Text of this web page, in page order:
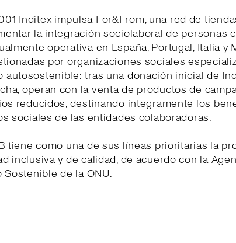
Inditex impulsa For&From, una red de
la integración sociolaboral de personas
operativa en España, Portugal, Italia y
por organizaciones sociales
autosostenible: tras una donación inicial de
operan con la venta de productos de
reducidos, destinando íntegramente los
sociales de las entidades colaboradoras.
tiene como una de sus líneas prioritarias la
inclusiva y de calidad, de acuerdo con la
de la ONU.